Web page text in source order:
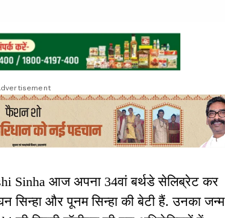
Sinha आज अपना 34वां बर्थडे सेलिब्रेट कर
सिन्हा और पूनम सिन्हा की बेटी हैं. उनका जन्म